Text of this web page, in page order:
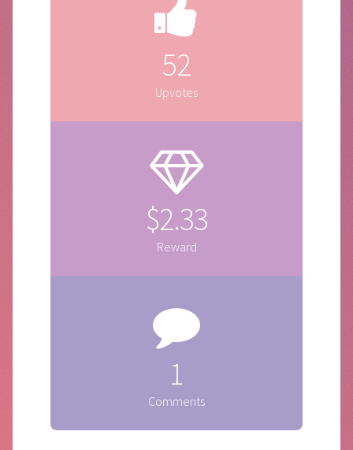
52
Upvotes
$2.33
Reward
1
Comments